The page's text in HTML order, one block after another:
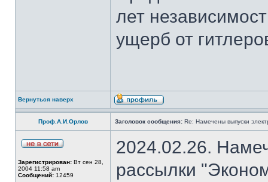
лет
ущерб от
Вернуться наверх
Проф.А.И.Орлов Заголовок сообщения: Re: Намечены выпуски
Зарегистрирован: Вт сен 28,
2004 11:58 am
Сообщений: 12459
2024.02.26.
рассылки